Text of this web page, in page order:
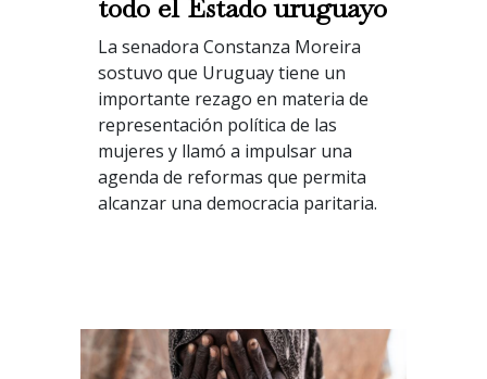
todo el Estado uruguayo
La senadora Constanza Moreira
sostuvo que Uruguay tiene un
importante rezago en materia de
representación política de las
mujeres y llamó a impulsar una
agenda de reformas que permita
alcanzar una democracia paritaria.